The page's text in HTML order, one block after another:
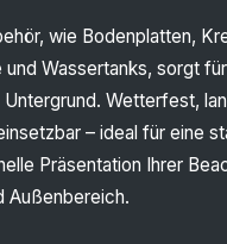
wie Bodenplatten,
und Wassertanks, sorgt
Wetterfest,
– ideal für eine
Präsentation Ihrer
Außenbereich.